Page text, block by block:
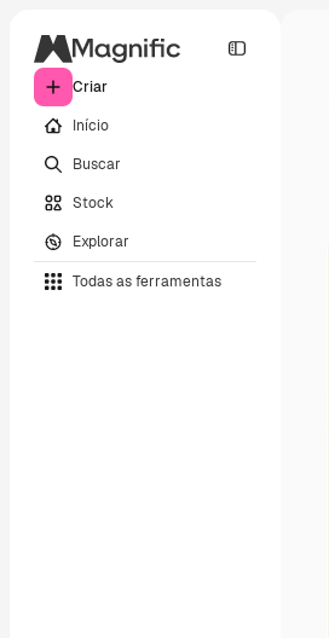
Criar
Início
Buscar
Stock
Explorar
Todas as ferramentas